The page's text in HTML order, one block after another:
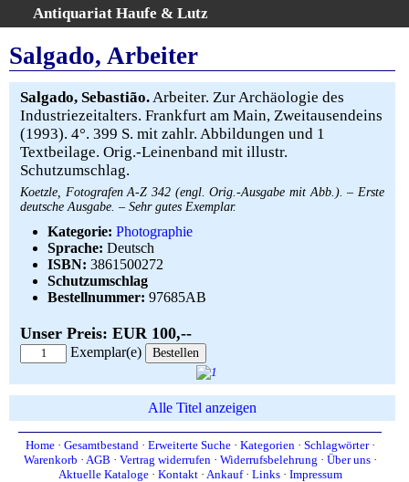
Antiquariat Haufe & Lutz
Home
Gesamtbestand
Erweiterte Suche
Kategorien
Schlagwörter
Warenkorb
AGB
Widerruf
Über uns
Aktuelle Kataloge
Ankauf
Links
Impressum
Salgado, Arbeiter
Salgado, Sebastião.Arbeiter. Zur Archäologie des
Industriezeitalters. Frankfurt am Main, Zweitausendeins
(1993). 4°. 399 S. mit zahlr. Abbildungen und 1
Textbeilage. Orig.-Leinenband mit illustr.
Schutzumschlag.
Koetzle, Fotografen A-Z 342 (engl. Orig.-Ausgabe mit Abb.). – Erste
deutsche Ausgabe. – Sehr gutes Exemplar.
Kategorie: Photographie
Sprache: Deutsch
ISBN: 3861500272
Schutzumschlag
Bestellnummer: 97685AB
Unser Preis: EUR 100,--
Exemplar(e)
Alle Titel anzeigen
Home· Gesamtbestand· Erweiterte Suche· Kategorien· Schlagwörter·
Warenkorb · AGB · Vertrag widerrufen· Widerrufsbelehrung · Über uns·
Aktuelle Kataloge· Kontakt· Ankauf· Links· Impressum